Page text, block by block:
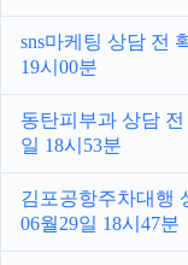
sns마케팅 상담 전
19시00분
동탄피부과 상담
일 18시53분
김포공항주차대행
06월29일 18시47분